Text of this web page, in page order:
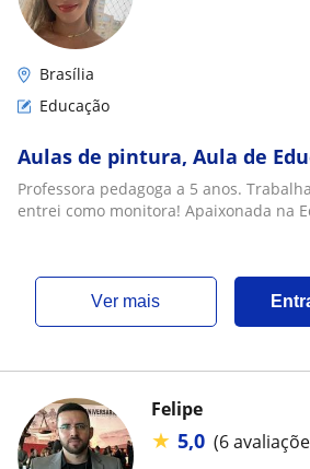
Brasília
Educação
Aulas de pintura, Aula de
Professora pedagoga a 5 anos.
entrei como monitora! Apaixonada na
ver mais
Felipe
★ 5,0 (6